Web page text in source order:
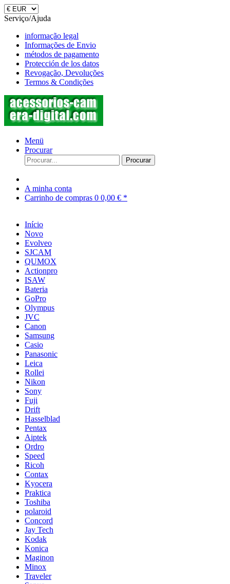
Serviço/Ajuda
informação legal
Informações de Envio
métodos de pagamento
Protección de los datos
Revogação, Devoluções
Termos & Condições
Menü
Procurar
Procurar
A minha conta
Carrinho de compras 0 0,00 € *
Início
Novo
Evolveo
SJCAM
QUMOX
Actionpro
ISAW
Bateria
GoPro
Olympus
JVC
Canon
Samsung
Casio
Panasonic
Leica
Rollei
Nikon
Sony
Fuji
Drift
Hasselblad
Pentax
Aiptek
Ordro
Speed
Ricoh
Contax
Kyocera
Praktica
Toshiba
polaroid
Concord
Jay Tech
Kodak
Konica
Maginon
Minox
Traveler